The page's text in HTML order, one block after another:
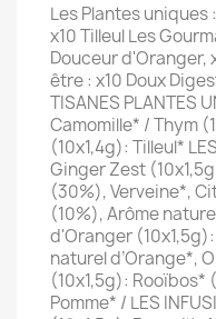
Les Plantes uniques
x10 Tilleul Les
Douceur d'Oranger,
être : x10 Doux
TISANES PLANTES
Camomille* / Thym
(10x1,4g): Tilleul*
Ginger Zest
(30%), Verveine*,
(10%), Arôme
d'Oranger
naturel d’Orange*,
(10x1,5g): Rooïbos*
Pomme* / LES